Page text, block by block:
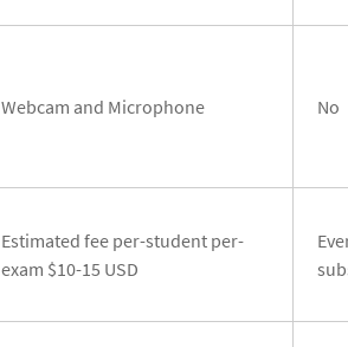
Webcam and Microphone No
Estimated fee per-student per-
exam $10-15 USD